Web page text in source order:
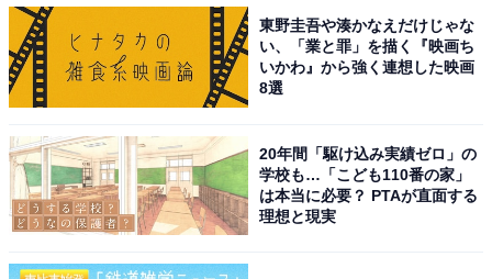
東野圭吾や湊かなえだけじゃな
い、「業と罪」を描く『映画ち
いかわ』から強く連想した映画
8選
20年間「駆け込み実績ゼロ」の
学校も…「こども110番の家」
は本当に必要？ PTAが直面する
理想と現実